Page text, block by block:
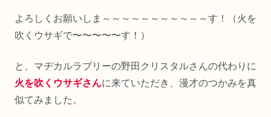
よろしくお願いしま～～～～～～～～～～～す！（火を
吹くウサギで〜〜〜〜〜す！）
と、マヂカルラブリーの野田クリスタルさんの代わりに
火を吹くウサギさんに来ていただき、漫才のつかみを真
似てみました。